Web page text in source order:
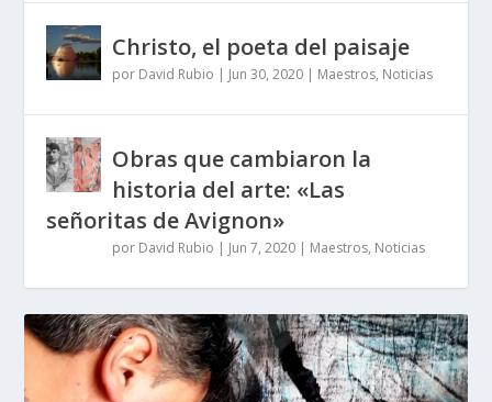
Christo, el poeta del paisaje
por David Rubio | Jun 30, 2020 | Maestros, Noticias
Obras que cambiaron la
historia del arte: «Las
señoritas de Avignon»
por David Rubio | Jun 7, 2020 | Maestros, Noticias